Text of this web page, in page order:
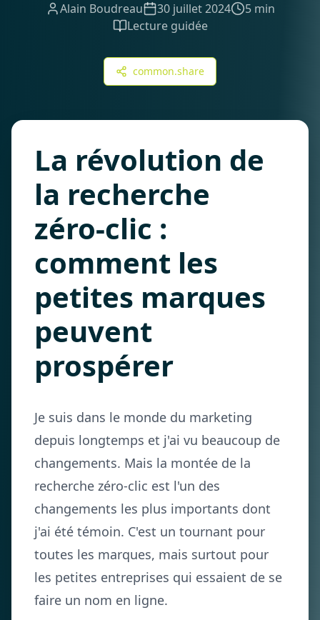
Alain Boudreau 30 juillet 2024
5 min
Lecture guidée
common.share
La révolution de
la recherche
zéro-clic :
comment les
petites marques
peuvent
prospérer
Je suis dans le monde du marketing
depuis longtemps et j'ai vu beaucoup de
changements. Mais la montée de la
recherche zéro-clic est l'un des
changements les plus importants dont
j'ai été témoin. C'est un tournant pour
toutes les marques, mais surtout pour
les petites entreprises qui essaient de se
faire un nom en ligne.